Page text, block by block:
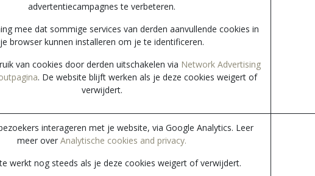
advertentiecampagnes te verbeteren.
mee dat sommige services van derden aanvullende cookies in
je browser kunnen installeren om je te identificeren.
van cookies door derden uitschakelen via Network Advertising
. De website blijft werken als je deze cookies weigert of
verwijdert.
interageren met je website, via Google Analytics. Leer
meer over Analytische cookies and privacy.
werkt nog steeds als je deze cookies weigert of verwijdert.